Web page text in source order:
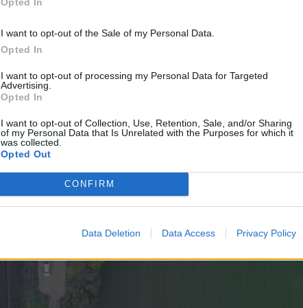
I want to opt-out of the Sale of my Personal Data.
Opted In
I want to opt-out of processing my Personal Data for Targeted
Advertising.
Opted In
I want to opt-out of Collection, Use, Retention, Sale, and/or Sharing
of my Personal Data that Is Unrelated with the Purposes for which it
was collected.
Opted Out
CONFIRM
Data Deletion Data Access Privacy Policy